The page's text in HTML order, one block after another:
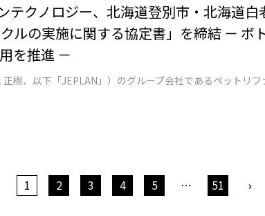
テクノロジー、北海道登別市・北海道
ルの実施に関する協定書」を締結 － ボ
を推進 －
1 2 3 4 5 … 51 ›